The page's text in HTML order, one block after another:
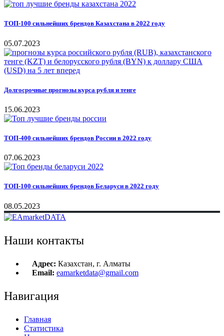
ТОП-100 сильнейших брендов Казахстана в 2022 году
05.07.2023
Долгосрочные прогнозы курса рубля и тенге
15.06.2023
ТОП-400 сильнейших брендов России в 2022 году
07.06.2023
ТОП-100 сильнейших брендов Беларуси в 2022 году
08.05.2023
Наши контакты
Адрес: Казахстан, г. Алматы
Email: eamarketdata@gmail.com
Навигация
Главная
Статистика